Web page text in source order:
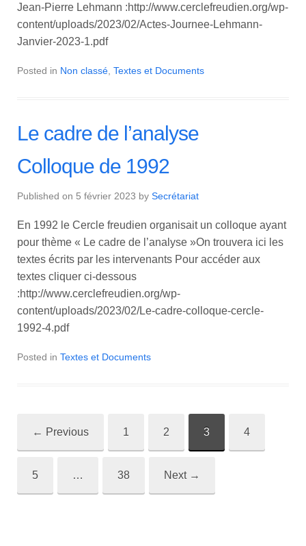
Jean-Pierre Lehmann :http://www.cerclefreudien.org/wp-
content/uploads/2023/02/Actes-Journee-Lehmann-
Janvier-2023-1.pdf
Posted in Non classé Textes et Documents
Le cadre de l’analyse
Colloque de 1992
Published on 5 février 2023 by Secrétariat
En 1992 le Cercle freudien organisait un colloque ayant
pour thème « Le cadre de l’analyse »On trouvera ici les
textes écrits par les intervenants Pour accéder aux
textes cliquer ci-dessous
:http://www.cerclefreudien.org/wp-
content/uploads/2023/02/Le-cadre-colloque-cercle-
1992-4.pdf
Posted in Textes et Documents
Post
navigation
← Previous 1 2 3 4
5 … 38 Next →